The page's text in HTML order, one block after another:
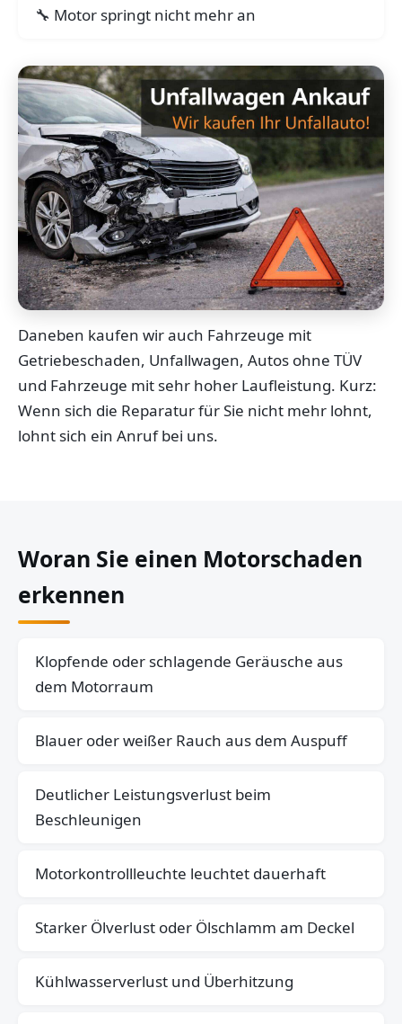
Motor springt nicht mehr an
Daneben kaufen wir auch Fahrzeuge mit
Getriebeschaden, Unfallwagen, Autos ohne TÜV
und Fahrzeuge mit sehr hoher Laufleistung. Kurz:
Wenn sich die Reparatur für Sie nicht mehr lohnt,
lohnt sich ein Anruf bei uns.
Woran Sie einen Motorschaden
erkennen
Klopfende oder schlagende Geräusche aus
dem Motorraum
Blauer oder weißer Rauch aus dem Auspuff
Deutlicher Leistungsverlust beim
Beschleunigen
Motorkontrollleuchte leuchtet dauerhaft
Starker Ölverlust oder Ölschlamm am Deckel
Kühlwasserverlust und Überhitzung